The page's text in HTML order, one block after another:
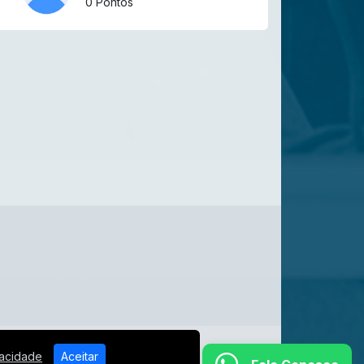
Aceitar